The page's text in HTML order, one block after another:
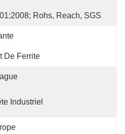
Rohs, Reach, SGS
De Ferrite
Industriel